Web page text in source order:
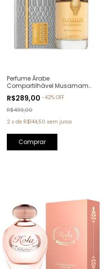
Perfume Árabe
Compartilhável Musamam
Parfum - 100ml
R$289,00 -42% OFF
R$499,00
2 x de R$144,50 sem juros